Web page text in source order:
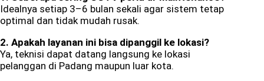
Idealnya setiap 3–6 bulan sekali agar sistem tetap
optimal dan tidak mudah rusak.
2. Apakah layanan ini bisa dipanggil ke lokasi?
Ya, teknisi dapat datang langsung ke lokasi
pelanggan di Padang maupun luar kota.